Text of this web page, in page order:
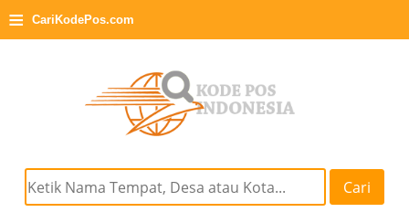
≡ CariKodePos.com
Cari